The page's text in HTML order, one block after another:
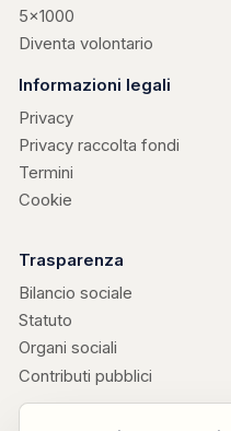
5×1000
Diventa volontario
Informazioni legali
Privacy
Privacy raccolta fondi
Termini
Cookie
Trasparenza
Bilancio sociale
Statuto
Organi sociali
Contributi pubblici